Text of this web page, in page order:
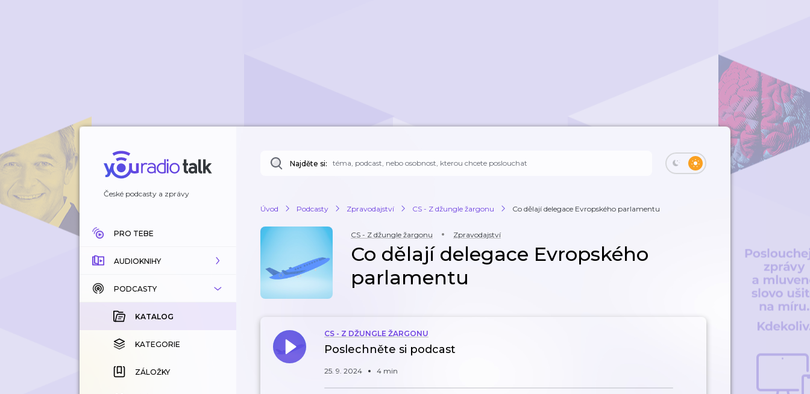
České podcasty a zprávy
PRO TEBE
AUDIOKNIHY
KATALOG
KOUPENÉ
KATEGORIE
ZÁLOŽKY
PODCASTY
KATALOG
KATEGORIE
ZÁLOŽKY
Najděte si:
Úvod Podcasty Zpravodajství CS - Z džungle žargonu Co dělají delegace Evropského parlamentu
CS - Z džungle žargonu Zpravodajství
Co dělají delegace Evropského
parlamentu
CS - Z DŽUNGLE ŽARGONU
Poslechněte si podcast
25. 9. 2024 4 min